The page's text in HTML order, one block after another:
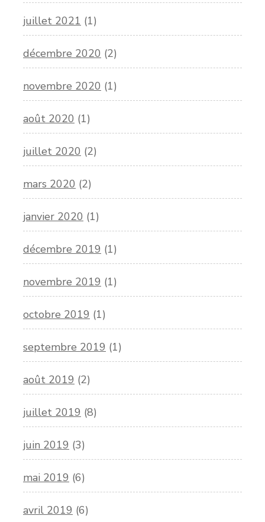
juillet 2021 (1)
décembre 2020 (2)
novembre 2020 (1)
août 2020 (1)
juillet 2020 (2)
mars 2020 (2)
janvier 2020 (1)
décembre 2019 (1)
novembre 2019 (1)
octobre 2019 (1)
septembre 2019 (1)
août 2019 (2)
juillet 2019 (8)
juin 2019 (3)
mai 2019 (6)
avril 2019 (6)